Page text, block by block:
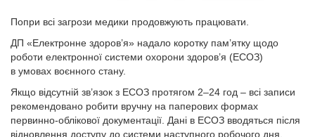
Попри всі загрози медики продовжують працювати.
ДП «Електронне здоров’я» надало коротку пам’ятку щодо
роботи електронної системи охорони здоров’я (ЕСОЗ)
в умовах воєнного стану.
Якщо відсутній зв’язок з ЕСОЗ протягом 2–24 год – всі записи
рекомендовано робити вручну на паперових формах
первинно-облікової документації. Дані в ЕСОЗ вводяться після
відновлення доступу до системи наступного робочого дня.